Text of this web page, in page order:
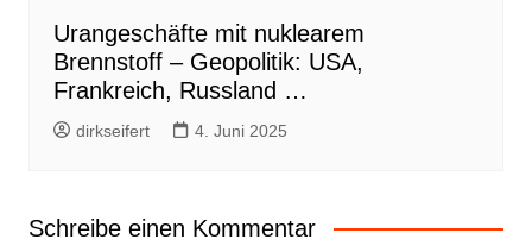
Urangeschäfte mit nuklearem
Brennstoff – Geopolitik: USA,
Frankreich, Russland …
dirkseifert 4. Juni 2025
Schreibe einen Kommentar